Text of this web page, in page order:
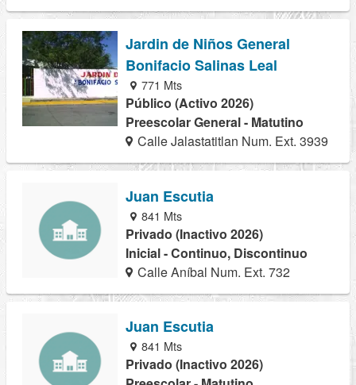
Jardin de Niños General
Bonifacio Salinas Leal
771 Mts
Público (Activo 2026)
Preescolar General - Matutino
Calle Jalastatitlan Num. Ext. 3939
Juan Escutia
841 Mts
Privado (Inactivo 2026)
Inicial - Continuo, Discontinuo
Calle Aníbal Num. Ext. 732
Juan Escutia
841 Mts
Privado (Inactivo 2026)